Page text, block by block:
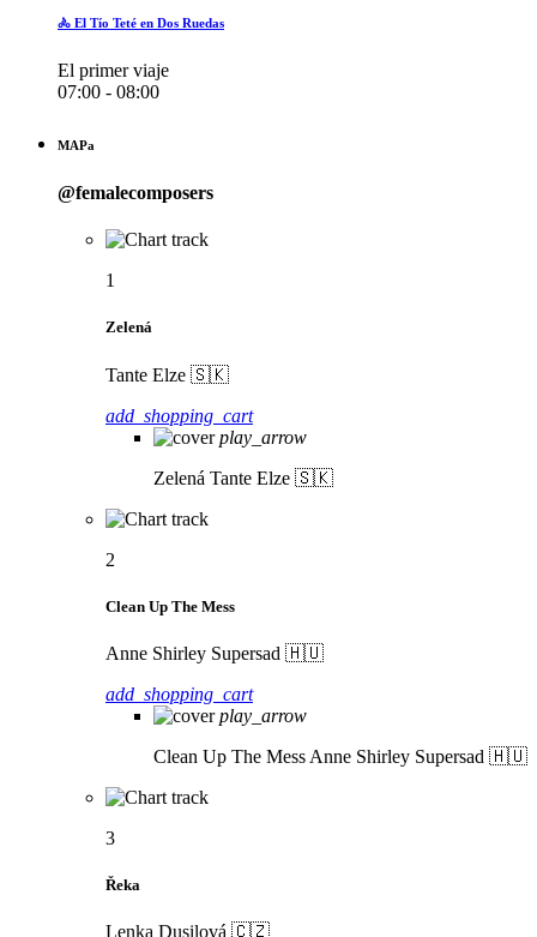
🚴 El Tío Teté en Dos Ruedas
El primer viaje
07:00 - 08:00
MAPa
@femalecomposers
1
Zelená
Tante Elze 🇸🇰
add_shopping_cart
play_arrow
Zelená Tante Elze 🇸🇰
2
Clean Up The Mess
Anne Shirley Supersad 🇭🇺
add_shopping_cart
play_arrow
Clean Up The Mess Anne Shirley Supersad 🇭🇺
3
Řeka
Lenka Dusilová 🇨🇿